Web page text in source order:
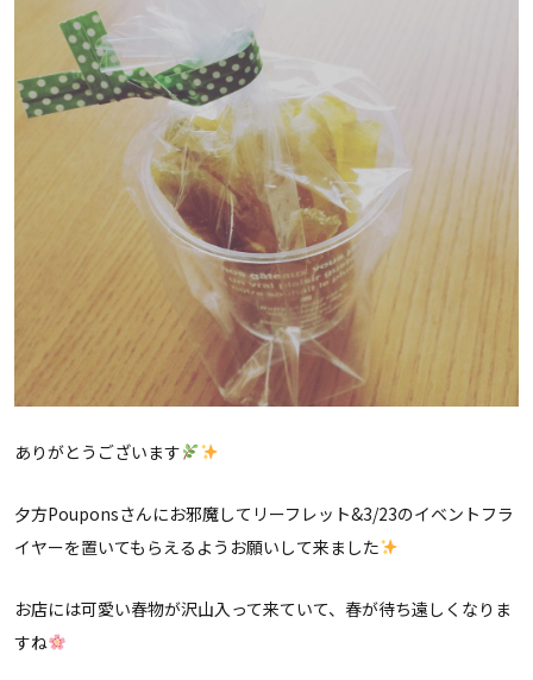
ありがとうございます
夕方Pouponsさんにお邪魔してリーフレット&3/23のイベントフラ
イヤーを置いてもらえるようお願いして来ました
お店には可愛い春物が沢山入って来ていて、春が待ち遠しくなりま
すね